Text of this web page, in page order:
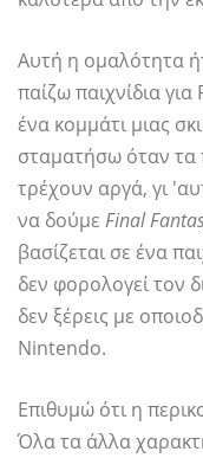
Αυτή η ομαλότητα
παίζω παιχνίδια
ένα κομμάτι μιας
σταματήσω όταν τα
τρέχουν αργά, γι
να δούμε Final
βασίζεται σε ένα
δεν φορολογεί τον
δεν ξέρεις με
Nintendo.
Επιθυμώ ότι η
Όλα τα άλλα